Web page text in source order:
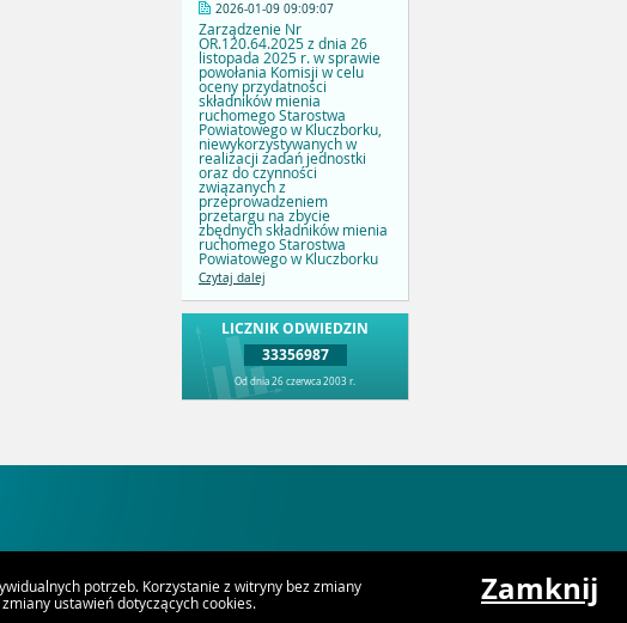
2026-01-09 09:09:07
Zarządzenie Nr
OR.120.64.2025 z dnia 26
listopada 2025 r. w sprawie
powołania Komisji w celu
oceny przydatności
składników mienia
ruchomego Starostwa
Powiatowego w Kluczborku,
niewykorzystywanych w
realizacji zadań jednostki
oraz do czynności
związanych z
przeprowadzeniem
przetargu na zbycie
zbędnych składników mienia
ruchomego Starostwa
Powiatowego w Kluczborku
Czytaj dalej
LICZNIK ODWIEDZIN
33356987
Od dnia 26 czerwca 2003 r.
potrzeb. Korzystanie z witryny bez zmiany
ustawień dotyczących cookies.
Zamknij